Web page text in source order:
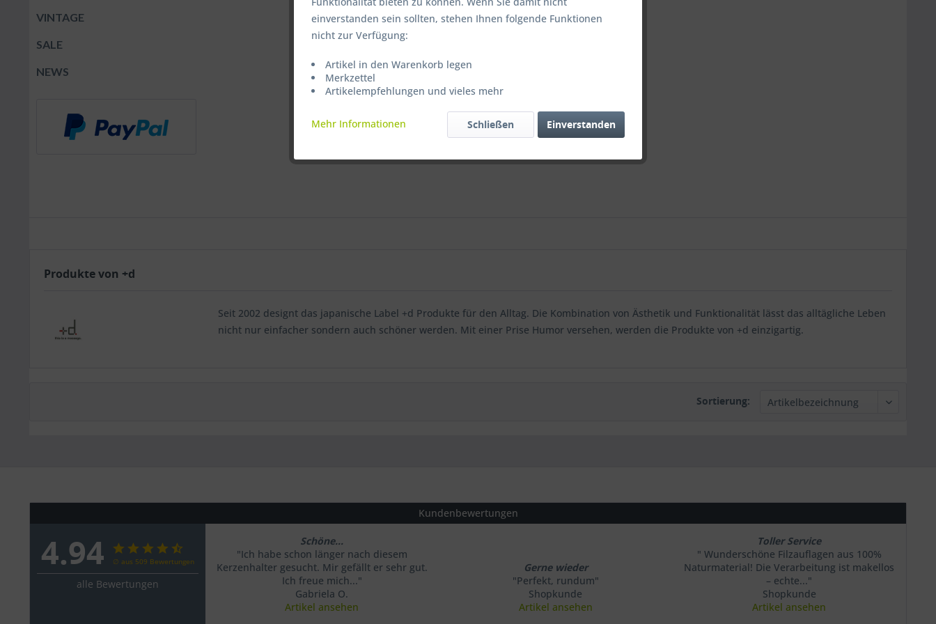
VINTAGE
SALE
NEWS
Produkte von +d
Seit 2002 designt das japanische Label +d Produkte für den Alltag. Die Kombination von Ästhetik und Funktionalität lässt das alltägliche Leben
nicht nur einfacher sondern auch schöner werden. Mit einer Prise Humor versehen, werden die Produkte von +d einzigartig.
Sortierung:
Kundenbewertungen
4.94 ∅ aus 509 Bewertungen
alle Bewertungen
Schöne...
"Ich habe schon länger nach diesem
Kerzenhalter gesucht. Mir gefällt er sehr gut.
Ich freue mich..."
Gabriela O.
Artikel ansehen
Gerne wieder
"Perfekt, rundum"
Shopkunde
Artikel ansehen
Toller Service
" Wunderschöne Filzauflagen aus 100%
Naturmaterial! Die Verarbeitung ist makellos
– echte..."
Shopkunde
Artikel ansehen
einverstanden sein sollten, stehen Ihnen folgende Funktionen
nicht zur Verfügung:
Artikel in den Warenkorb legen
Merkzettel
Artikelempfehlungen und vieles mehr
Mehr Informationen Einverstanden
Schließen